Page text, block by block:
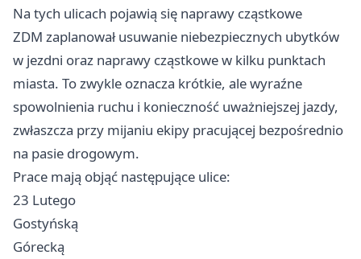
Na tych ulicach pojawią się naprawy cząstkowe
ZDM zaplanował usuwanie niebezpiecznych ubytków
w jezdni oraz naprawy cząstkowe w kilku punktach
miasta. To zwykle oznacza krótkie, ale wyraźne
spowolnienia ruchu i konieczność uważniejszej jazdy,
zwłaszcza przy mijaniu ekipy pracującej bezpośrednio
na pasie drogowym.
Prace mają objąć następujące ulice:
23 Lutego
Gostyńską
Górecką